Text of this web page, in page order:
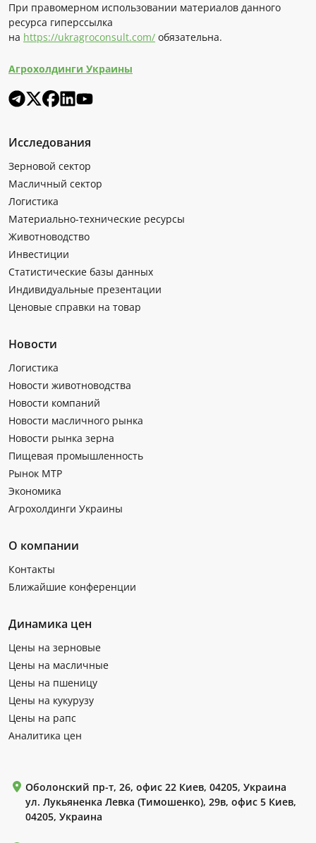
При правомерном использовании материалов данного
ресурса гиперссылка
на https://ukragroconsult.com/ обязательна.
Агрохолдинги Украины
Исследования
Зерновой сектор
Масличный сектор
Логистика
Материально-технические ресурсы
Животноводство
Инвестиции
Статистические базы данных
Индивидуальные презентации
Ценовые справки на товар
Новости
Логистика
Новости животноводства
Новости компаний
Новости масличного рынка
Новости рынка зерна
Пищевая промышленность
Рынок МТР
Экономика
Агрохолдинги Украины
О компании
Контакты
Ближайшие конференции
Динамика цен
Цены на зерновые
Цены на масличные
Цены на пшеницу
Цены на кукурузу
Цены на рапс
Аналитика цен
Оболонский пр-т, 26, офис 22 Киев, 04205, Украина
ул. Лукьяненка Левка (Тимошенко), 29в, офис 5 Киев,
04205, Украина